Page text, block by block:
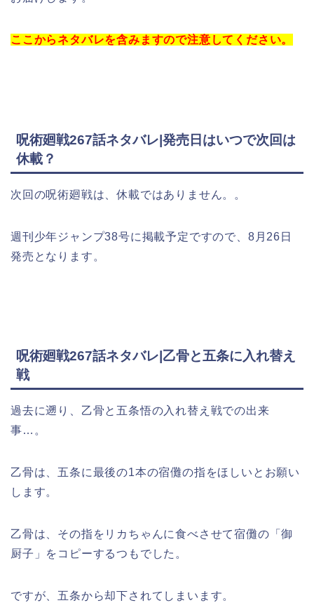
ここからネタバレを含みますので注意してください。
呪術廻戦267話ネタバレ|発売日はいつで次回は
休載？
次回の呪術廻戦は、休載ではありません。。
週刊少年ジャンプ38号に掲載予定ですので、8月26日
発売となります。
呪術廻戦267話ネタバレ|乙骨と五条に入れ替え
戦
過去に遡り、乙骨と五条悟の入れ替え戦での出来
事…。
乙骨は、五条に最後の1本の宿儺の指をほしいとお願い
します。
乙骨は、その指をリカちゃんに食べさせて宿儺の「御
厨子」をコピーするつもでした。
ですが、五条から却下されてしまいます。